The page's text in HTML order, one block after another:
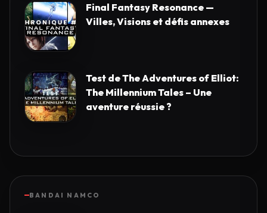
Final Fantasy Resonance —
Villes, Visions et défis annexes
Test de The Adventures of Elliot:
The Millennium Tales – Une
aventure réussie ?
BANDAI NAMCO